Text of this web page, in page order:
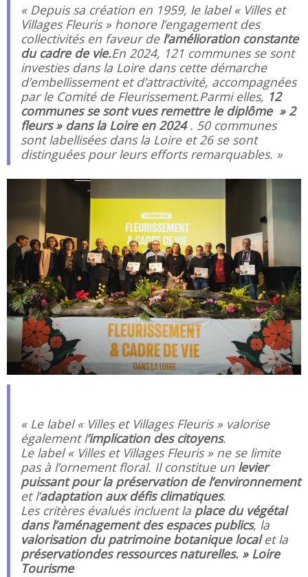
« Depuis sa création en 1959, le label « Villes et
Villages Fleuris » honore l’engagement des
collectivités en faveur de l’amélioration constante
du cadre de vie.En 2024, 121 communes se sont
investies dans la Loire dans cette démarche
d’embellissement et d’attractivité, accompagnées
par le Comité de Fleurissement.Parmi elles, 12
communes se sont vues remettre le diplôme » 2
fleurs » dans la Loire en 2024. 50 communes
sont labellisées dans la Loire et 26 se sont
distinguées pour leurs efforts remarquables. »
« Le label « Villes et Villages Fleuris » valorise
également l’implication des citoyens.
Le label « Villes et Villages Fleuris » ne se limite
pas à l’ornement floral. Il constitue un levier
puissant pour la préservation de l’environnement
et l’adaptation aux défis climatiques.
Les critères évalués incluent la place du végétal
dans l’aménagement des espaces publics, la
valorisation du patrimoine botanique localet la
préservationdes ressources naturelles. » Loire
Tourisme